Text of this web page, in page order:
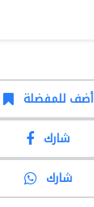
أضف للمفضلة
شارك
شارك